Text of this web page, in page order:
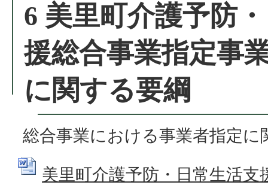
6 美里町介護予防
援総合事業指定事
に関する要綱
総合事業における事業者指定に
美里町介護予防・日常生活支